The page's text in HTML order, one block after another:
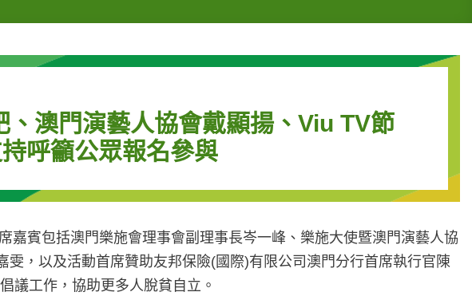
澳門演藝人協會戴顯揚、Viu TV節
呼籲公眾報名參與
賓包括澳門樂施會理事會副理事長岑一峰、樂施大使暨澳門演藝人協
，以及活動首席贊助友邦保險(國際)有限公司澳門分行首席執行官陳
議工作，協助更多人脫貧自立。